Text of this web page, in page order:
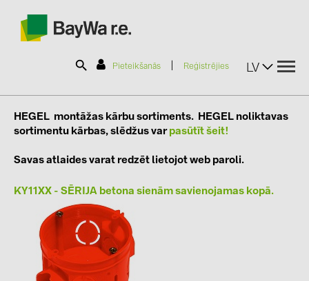
Pieteikšanās Reģistrējies LV
SOLAR-PLANIT
Produkti
Informācija
Jaunumi
HEGEL montāžas kārbu sortiments. HEGEL noliktavas
sortimentu kārbas, slēdžus var pasūtīt šeit!
Savas atlaides varat redzēt lietojot web paroli.
KY11XX - SĒRIJA betona sienām savienojamas kopā.